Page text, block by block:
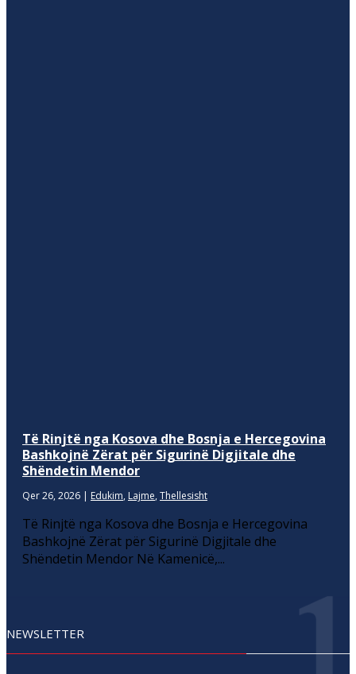
Të Rinjtë nga Kosova dhe Bosnja e Hercegovina
Bashkojnë Zërat për Sigurinë Digjitale dhe
Shëndetin Mendor
Qer 26, 2026 | Edukim, Lajme, Thellesisht
Të Rinjtë nga Kosova dhe Bosnja e Hercegovina
Bashkojnë Zërat për Sigurinë Digjitale dhe
Shëndetin Mendor Në Kamenicë,...
NEWSLETTER